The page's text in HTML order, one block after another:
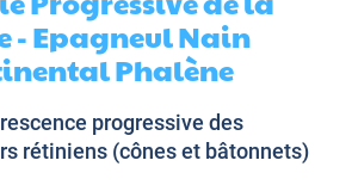
- Epagneul Nain
Phalène
progressive des
rétiniens (cônes et bâtonnets)